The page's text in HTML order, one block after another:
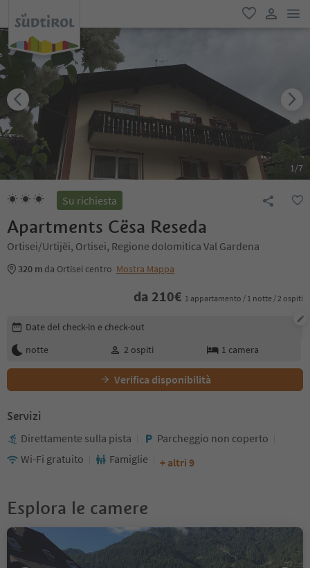
favoriti
user link
1/7
Su richiesta
Apartments Cësa Reseda
Ortisei/Urtijëi, Ortisei, Regione dolomitica Val Gardena
320 m da Ortisei centro Mostra Mappa
da 210€ 1 appartamento / 1 notte / 2 ospiti
Modifica i dettagli della prenotazione
Date del check-in e check-out
notte
2 ospiti 1 camera
Verifica disponibilità
Servizi
Direttamente sulla pista
Parcheggio non coperto
Wi-Fi gratuito
Famiglie + altri 9
Esplora le camere